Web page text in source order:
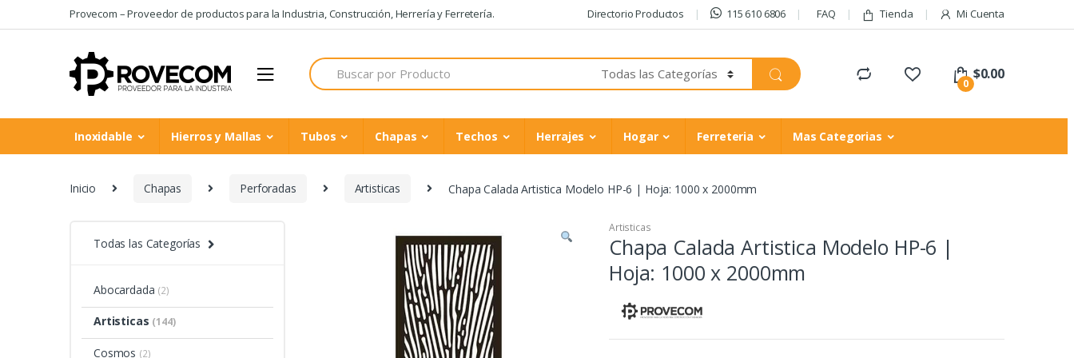
to
to
Provecom – Proveedor de productos para la Industria, Construcción, Herrería y Ferretería. Directorio Productos 115 610 6806 FAQ Tienda Mi Cuenta
Search
for:
0
$0.00
Inoxidable Hierros y Mallas Tubos Chapas Techos Herrajes Hogar Ferreteria Mas Categorias
Inicio Chapas Perforadas Artisticas Chapa Calada Artistica Modelo HP-6 | Hoja: 1000 x 2000mm
Artisticas
Chapa Calada Artistica Modelo HP-6 |
Hoja: 1000 x 2000mm
Todas las Categorías
Abocardada (2)
Artisticas (144)
Cosmos (2)